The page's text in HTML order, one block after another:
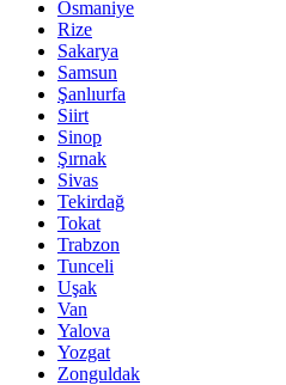
Osmaniye
Rize
Sakarya
Samsun
Şanlıurfa
Siirt
Sinop
Şırnak
Sivas
Tekirdağ
Tokat
Trabzon
Tunceli
Uşak
Van
Yalova
Yozgat
Zonguldak